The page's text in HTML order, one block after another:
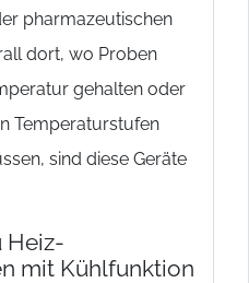
pharmazeutischen
dort, wo Proben
gehalten oder
Temperaturstufen
sind diese Geräte
Heiz-
mit Kühlfunktion